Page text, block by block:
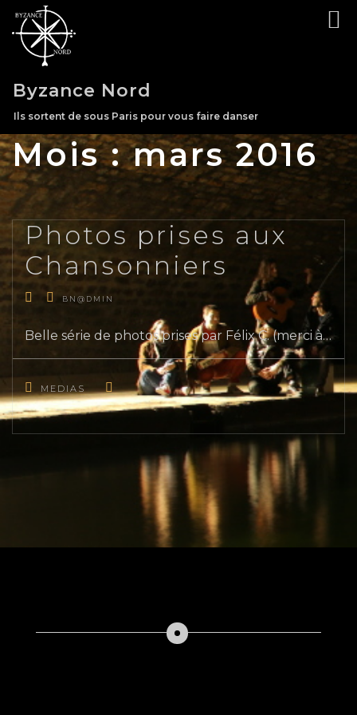
Skip
content
Byzance Nord
Ils sortent de sous Paris pour vous faire danser
Mois :mars 2016
Photos prises aux
Chansonniers
BN@DMIN
Belle série de photos prises par Félix C. (merci à…
MEDIAS